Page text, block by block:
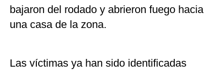
bajaron del rodado y abrieron fuego hacia
una casa de la zona.
Las víctimas ya han sido identificadas